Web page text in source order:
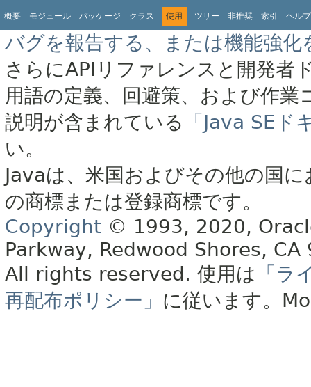
概要 モジュール パッケージ クラス 使用 ツリー 非推奨 索引 ヘルプ
バグを報告する、または機能強化
さらにAPIリファレンスと開発者
用語の定義、回避策、および作
説明が含まれている
「Java SE
い。
Javaは、米国およびその他の国
の商標または登録商標です。
Copyright © 1993, 2020,
Parkway, Redwood Shores, CA
All rights reserved. 使用は 「ラ
再配布ポリシー」 に従います。